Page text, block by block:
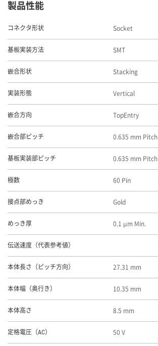
製品性能
コネクタ形状 Socket
基板実装方法 SMT
嵌合形状 Stacking
実装形態 Vertical
嵌合方向 TopEntry
嵌合部ピッチ 0.635 mm Pitch
基板実装部ピッチ 0.635 mm Pitch
極数 60 Pin
接点部めっき Gold
めっき厚 0.1 μm Min.
伝送速度（代表参考値）
本体長さ（ピッチ方向） 27.31 mm
本体幅（奥行き） 10.35 mm
本体高さ 8.5 mm
定格電圧（AC） 50 V